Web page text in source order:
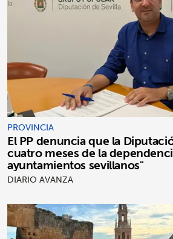
PROVINCIA
El PP denuncia que la
cuatro meses de la
ayuntamientos sevillanos"
DIARIO AVANZA